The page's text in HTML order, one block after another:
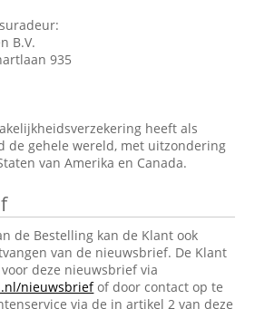
B.V.
935
heeft als
de gehele wereld, met uitzondering
van Amerika en Canada.
de Bestelling kan de Klant ook
van de nieuwsbrief. De Klant
deze nieuwsbrief via
nieuwsbriefof door contact op te
via de in artikel 2 van deze